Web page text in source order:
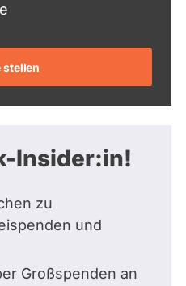
stellen
Insider:in!
zu
und
Großspenden an